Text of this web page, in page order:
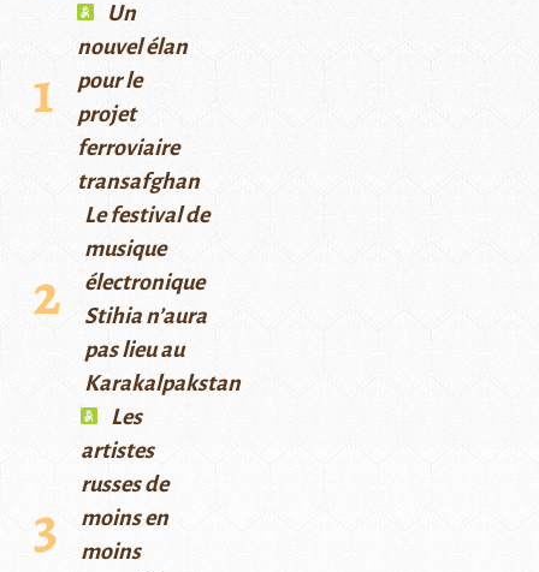
Un
nouvel élan
pour le
projet
ferroviaire
transafghan
Le festival de
musique
électronique
Stihia n’aura
pas lieu au
Karakalpakstan
Les
artistes
russes de
moins en
moins